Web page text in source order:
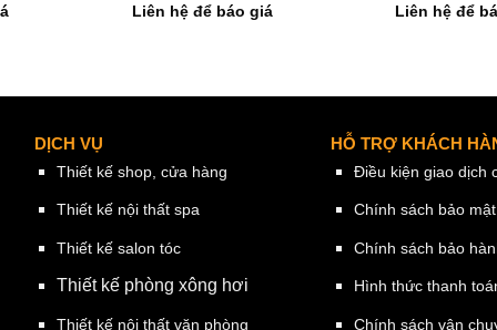
Liên hệ để báo giá
Liên hệ để
DỊCH VỤ
Thiết kế shop, cửa hàng
Thiết kế nội thất spa
Thiết kế salon tóc
Thiết kế phòng xông hơi
Thiết kế nội thất văn phòng
HỖ TRỢ KHÁCH
Điều kiện giao dịch
Chính sách bảo mật
Chính sách bảo
Hình thức thanh
Chính sách vận